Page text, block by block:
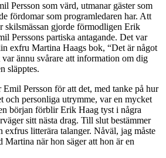
Persson som värd, utmanar gäster som
fördomar som programledaren har. Att
skilsmässan gjorde förmodligen Erik
Perssons partiska antagande. Det var
exfru Martina Haags bok, “Det är något
ännu svårare att information om dig
släpptes.
Emil Persson för att det, med tanke på hur
och personliga utrymme, var en mycket
början förblir Erik Haag tyst i några
sitt nästa drag. Till slut bestämmer
exfrus litterära talanger. Nåväl, jag måste
Martina när hon säger att hon är en